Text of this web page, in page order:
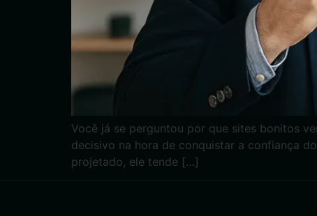
Você já se perguntou por que sites bonitos
decisivo na hora de conquistar a confiança
projetado, ele tende […]